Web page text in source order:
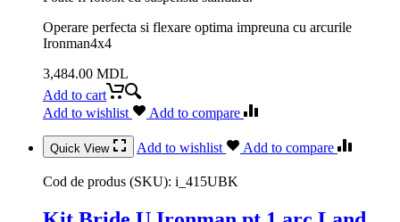
Operare perfecta si flexare optima impreuna cu arcurile
Ironman4x4
3,484.00 MDL
Add to cart
Add to wishlist
Add to compare
Quick View Add to wishlist Add to compare
Cod de produs (SKU): i_415UBK